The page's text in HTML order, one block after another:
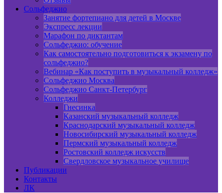
Сольфеджио
Занятие фортепиано для детей в Москве
Экспресс лекции
Марафон по диктантам
Сольфеджио: обучение
Как самостоятельно подготовиться к экзамену по
сольфеджио?
Вебинар «Как поступить в музыкальный колледж»
Сольфеджио Москва
Сольфеджио Санкт-Петербург
Колледжи
Гнесинка
Казанский музыкальный колледж
Краснодарский музыкальный колледж
Новосибирский музыкальный колледж
Пермский музыкальный колледж
Ростовский колледж искусств
Свердловское музыкальное училище
Публикации
Контакты
ЛК